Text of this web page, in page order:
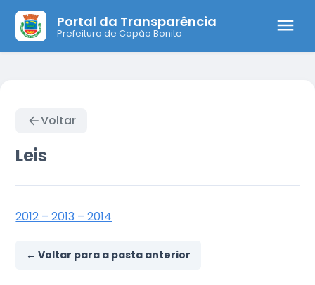
Portal da Transparência
Prefeitura de Capão Bonito
Voltar
Leis
2012 – 2013 – 2014
← Voltar para a pasta anterior